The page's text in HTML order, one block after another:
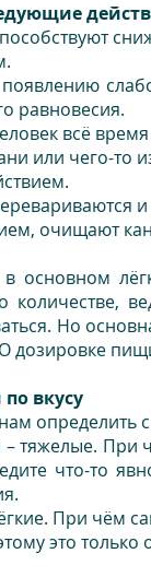
равновесия.
всё
или чего-то
и
очищают
в основном
Но
дозировке
вкусу
определить
тяжелые. При
что-то
При чём
это